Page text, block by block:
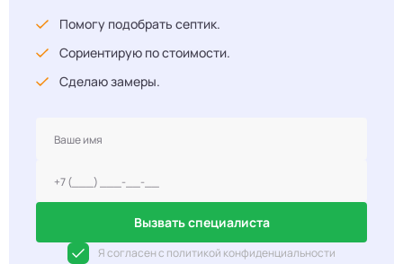
Помогу подобрать септик.
Сориентирую по стоимости.
Сделаю замеры.
Вызвать специалиста
Я согласен с политикой конфиденциальности